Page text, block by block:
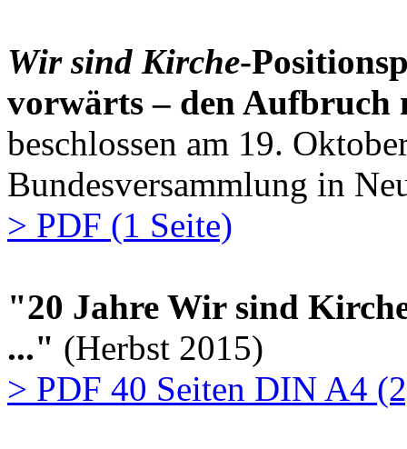
Wir sind Kirche-
vorwärts – den Aufbruch
beschlossen am 19.
Bundesversammlung in
> PDF (1 Seite)
"20 Jahre Wir sind
..." (Herbst 2015)
> PDF 40 Seiten DIN A4